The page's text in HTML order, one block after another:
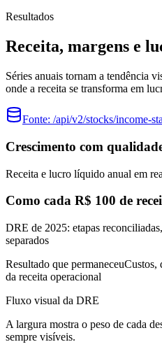
Resultados
Receita, margens e
Séries anuais tornam a tendência
onde a receita se transforma em
Fonte: /api/v2/stocks/income-
Crescimento com
Receita e lucro líquido anual em
Como cada R$ 100 de
DRE de 2025: etapas
separados
Resultado que permaneceuCustos,
da receita operacional
Fluxo visual da DRE
A largura mostra o peso de cada
sempre visíveis.